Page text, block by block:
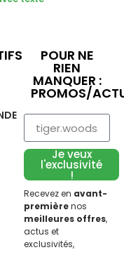
POUR NE
RIEN
MANQUER :
PROMOS/
Je veux
l'exclusivité
!
Recevez en avant-
premièrenos
meilleures offres,
actus et
exclusivités,